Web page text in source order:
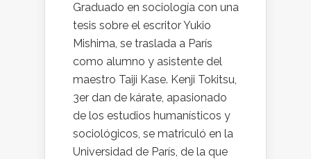
Graduado en sociología con una
tesis sobre el escritor Yukio
Mishima, se traslada a París
como alumno y asistente del
maestro Taiji Kase. Kenji Tokitsu,
3er dan de kárate, apasionado
de los estudios humanísticos y
sociológicos, se matriculó en la
Universidad de París, de la que